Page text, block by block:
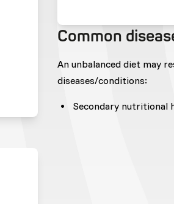
Common
An unbalanced diet may
diseases/conditions:
Secondary nutritional